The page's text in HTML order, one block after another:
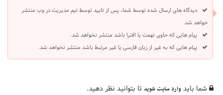
دیدگاه های ارسال شده توسط شما، پس از تایید توسط تیم مدیریت در وب منتشر
خواهد شد.
پیام هایی که حاوی تهمت یا افترا باشد منتشر نخواهد شد.
پیام هایی که به غیر از زبان فارسی یا غیر مرتبط باشد منتشر نخواهد شد.
شما باید وارد سایت شوید تا بتوانید نظر دهید.